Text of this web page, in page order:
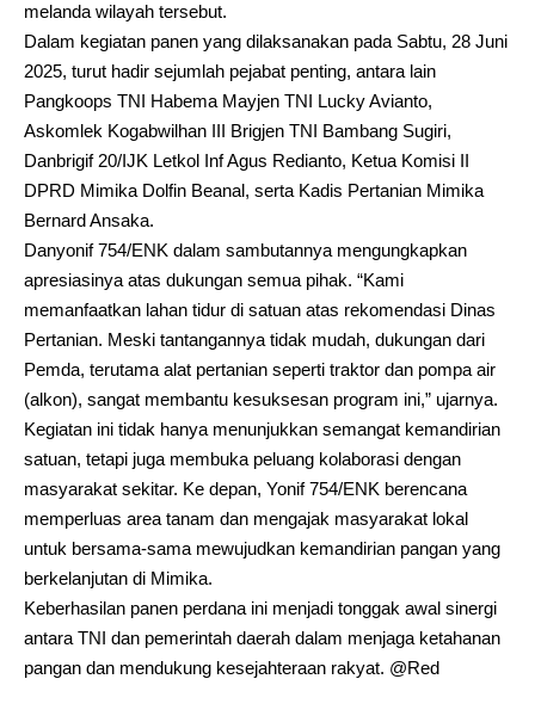
melanda wilayah tersebut.
Dalam kegiatan panen yang dilaksanakan pada Sabtu, 28 Juni
2025, turut hadir sejumlah pejabat penting, antara lain
Pangkoops TNI Habema Mayjen TNI Lucky Avianto,
Askomlek Kogabwilhan III Brigjen TNI Bambang Sugiri,
Danbrigif 20/IJK Letkol Inf Agus Redianto, Ketua Komisi II
DPRD Mimika Dolfin Beanal, serta Kadis Pertanian Mimika
Bernard Ansaka.
Danyonif 754/ENK dalam sambutannya mengungkapkan
apresiasinya atas dukungan semua pihak. “Kami
memanfaatkan lahan tidur di satuan atas rekomendasi Dinas
Pertanian. Meski tantangannya tidak mudah, dukungan dari
Pemda, terutama alat pertanian seperti traktor dan pompa air
(alkon), sangat membantu kesuksesan program ini,” ujarnya.
Kegiatan ini tidak hanya menunjukkan semangat kemandirian
satuan, tetapi juga membuka peluang kolaborasi dengan
masyarakat sekitar. Ke depan, Yonif 754/ENK berencana
memperluas area tanam dan mengajak masyarakat lokal
untuk bersama-sama mewujudkan kemandirian pangan yang
berkelanjutan di Mimika.
Keberhasilan panen perdana ini menjadi tonggak awal sinergi
antara TNI dan pemerintah daerah dalam menjaga ketahanan
pangan dan mendukung kesejahteraan rakyat. @Red